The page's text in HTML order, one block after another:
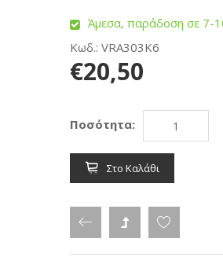
Άμεσα, παράδοση σε 7-
Κωδ.: VRA303K6
€20,50
Ποσότητα:
Στο Καλάθι